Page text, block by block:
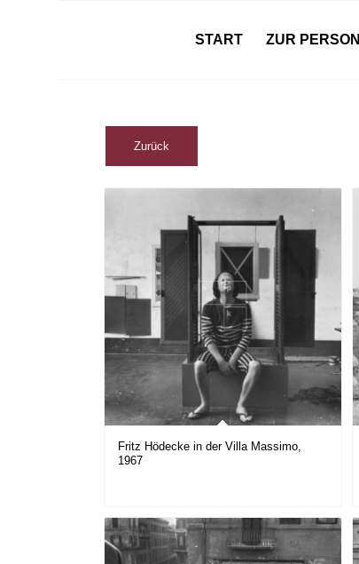
START ZUR PERSON
Fritz Hödecke in der Villa Massimo,
1967